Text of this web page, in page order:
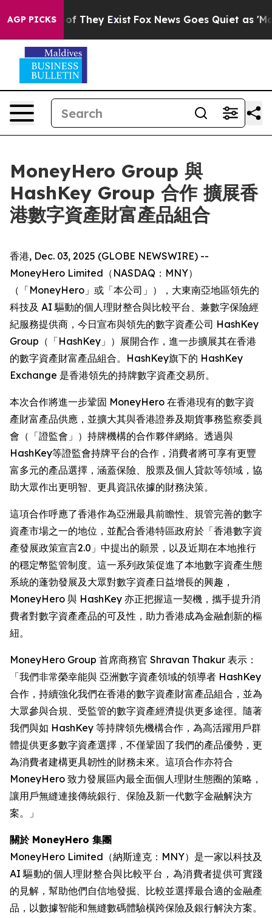
AGP PICKS
no Proof They Exist Fox News Goes Quiet as
MoneyHero Group 與
HashKey Group 合作 擴展香
港數字資產財富產品組合
香港, Dec. 03, 2025 (GLOBE NEWSWIRE) --
MoneyHero Limited（NASDAQ：MNY）
（「MoneyHero」或「本公司」），大東南亞地區領先的
科技及 AI 驅動的個人理財整合與比較平台、兼數字保險經
紀服務提供商，今日宣布與領先的數字資產公司 HashKey
Group（「HashKey」）展開合作，進一步擴展其在香港
的數字資產財富產品組合。HashKey旗下的 HashKey
Exchange 是香港領先的持牌數字資產交易所。
本次合作將進一步鞏固 MoneyHero 在香港現有的數字資
產財富產品供應，並擴大其與香港證券及期貨事務監察委員
會（「證監會」）持牌機構的合作夥伴網絡。透過與
HashKey等證監會持牌平台的合作，消費者將可享有更豐
富多元的產品選擇，涵蓋保險、股票及個人貸款等領域，協
助大眾作出更明智、更具資訊依據的財務決策。
這項合作呼應了香港作為亞洲最具前瞻性、規管完善的數字
資產市場之一的地位，並配合香港特區政府於「香港數字資
產發展政策宣言2.0」中提出的願景，以及近期在本地推行
的穩定幣監管制度。這一系列政策促進了本地數字資產生態
系統的蓬勃發展及大眾對數字資產日益增長的興趣，
MoneyHero 與 HashKey 亦正把握這一契機，攜手提升消
費者對數字資產產品的可及性，助力香港成為金融創新的樞
紐。
MoneyHero Group 首席商務官 Shravan Thakur 表示：
「我們非常榮幸能與 亞洲數字資產領域的領導者 HashKey
合作，持續強化我們在香港的數字資產財富產品組合，並為
大眾參與合規、受監管的數字資產經濟提供更多途徑。隨著
我們與如 HashKey 等持牌領先機構合作，為高活躍用戶群
體提供更多數字資產選擇，不僅鞏固了我們的產品優勢，更
為消費者建構更具韌性的財務未來。這項合作亦符合
MoneyHero 致力發展區內最全面個人理財生態圈的策略，
讓用戶無縫連接傳統銀行、保險及新一代數字金融解決方
案。」
關於 MoneyHero 集團
MoneyHero Limited（納斯達克：MNY）是一家以科技及
AI 驅動的個人理財整合與比較平台，為消費者提供可實踐
的見解，幫助他們自信地發掘、比較並選擇最合適的金融產
品，以數據智能和無縫數碼體驗橫跨保險及銀行解決方案。